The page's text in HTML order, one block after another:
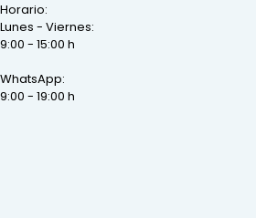
Horario:
Lunes - Viernes:
9:00 - 15:00 h
WhatsApp:
9:00 - 19:00 h